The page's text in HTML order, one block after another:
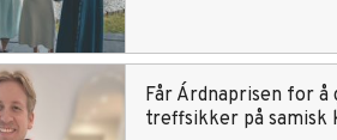
Får Árdnaprisen for
treffsikker på samisk